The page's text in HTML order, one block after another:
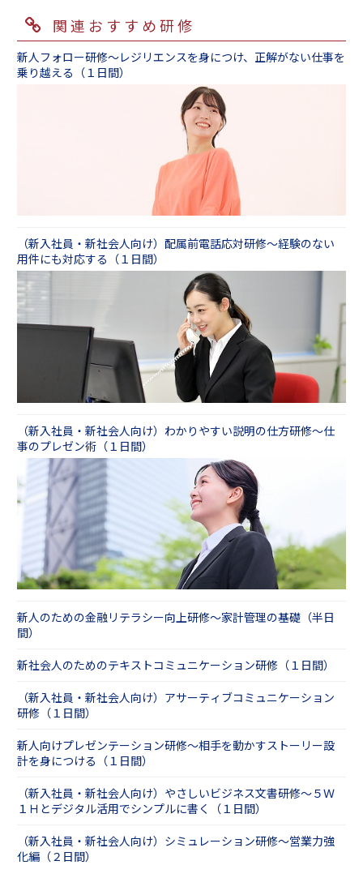
２．作りこまれたテキスト教材
フルカラー、充実した内容のテキストは、研修
後も「参考書」として手元に置いておけると好
評です。コンプライアンスや SNS の使い方、メ
ンタルタフネスなど、時代に合わせて毎年内容
をブラッシュアップし続けています。
・テキスト販売もございます
新人研修テキスト・資料～ビジネス基礎テキス
４月の導入研修はもちろん、研修前後のアセス
メントや添削サービス、夏以降のフォロー研
修、２年目以降の研修、指導者向けのOJT研修
やメンター研修など、多彩なプログラムをご用
意しています。年間を通じて、お客さまのご事
情・ご要望に合わせて自由に組み立てられる点
がご好評いただいております。
４．実施の時期・内容・開催場所を自由に選
べ、組み立てられる
１名から受講できる「公開講座」と、ご指定の
会場に講師が伺う「講師派遣型研修」のご用意
があります。「導入時の研修は講師派遣、配属
後のフォロー研修は配属先近くで開催されてい
る公開講座」など、組み合わせてのご受講もお
すすめです。
また、時間や場所のご都合で研修受講が難しい
受講者さま向けには、動画教材もご用意してお
ります。
ルとビジネスマインドの醸成編（４日間）
ル・所作を学ぶ（２日間）
【動画教材】新入社員向け！動画教材セレクシ
ョン～新人８大スキルを高めるeラーニング
グラムです。
その他にも、新入社員の方の状況に合わせたご
提案をさせていただきます。
■入社前・入社したての方
上記のビジネス基礎研修だけでも十分に社会人
として仕事をするうえでの基盤をつくることが
出来ますが、＋αとして、以下の５つのスキルを
身につけるための研修をおすすめしておりま
①文書スキル
新人のためのビジネス文書研修（１日間）
②対人スキル
新人・若手向けコミュニケーション研修 ～デ
キる「ホウ・レン・ソウ（報連相）」編（１日
③伝えるスキル
新人のためのプレゼンテーション研修
④考えるスキル
新人向けロジカルシンキング研修 自分で考え
行動する編（１日間）
⑤パソコンスキル
（新入社員・新社会人向け）Ｍｉｃｒｏｓｏｆ
ｔ Ｏｆｆｉｃｅ研修～ＥｘｃｅｌとＰｏｗｅｒ
Ｐｏｉｎｔ
日本最大規模の新入社員研修を行う当社では、
近年の新人の傾向や人事ご担当者さまのお悩み
をもとに「新人に求められる８大スキル」を定
修をご用意しております。
■入社して数カ月経過した方
みを抱えているものです。悩みを解消し、より
成長するために、フォロー研修をおすすめしま
す。
新入社員フォロー研修
■最近人気の研修
最近は多くの組織で「失敗を恐れる」傾向の新
ウをいかに行うか」などのケース作成を承って
おります。
まずは担当の営業までご相談ください。
※ビジネス基礎研修、ビジネス文書研修につきま
しては、製本テキストを用いての実施を想定し
ているため、ケース作成等を含むカスタマイズ
は原則受け付けておりません。恐れ入りますが
カスタマイズのご要望がございましたら、まず
は営業担当までご相談ください。
必要最低限のものだけ実施し、講義を中心に要
点を絞って短い時間でお伝えします。
新入社員研修 ～ビジネス基礎「速習編」（１
逆に３日間のプログラムでは、基本的なプログ
ラム構成は２日間編と同じですが、ロールプレ
イやケーススタディに十分な時間を割きます。
「頭ではなんとなくわかっている」という状態
から「自信をもってきちんとした対応ができる
ようになる」ことを目指します。受講者からの
素朴な疑問にも、講師がしっかりとフィードバ
ックすることができ、小さな不安でも事前に取
り除くことが可能です。
新入社員研修 ～ビジネス基礎「実践ワークで
完璧マスター編」（３日間）
お客さまのご都合・ご事情にあわせてお選びく
ださい。
後３～６か月後にフォローアップの研修を実施
される企業様が多いです。
新入社員フォロー研修
研修と自宅学習教材、フォローアップ研修がセ
ットになったオンライン通信教育サービスもご
新人・若手のための文書力強化コース
新人・若手のための敬語特訓コース
新人・若手のためのロジカルシンキングコース
新人・若手のための企画力アップコース
また、受講した研修の内容を呼び覚ます「呼び
覚まシステム」というサービスもございます。
月に１回３カ月間、ＷＥＢ上のアンケートを弊
社から受講者さまに直接お送りし、研修内容が
身についているか、実践できているかを確認さ
せていただくプラスアルファのサービスでござ
います。
研修効果を高める「呼び覚まシステム」
その他、ビジネスマナーの通信添削もございま
す。内定者の段階で事前に行うこともございま
すが、フォローアップにもご好評いただいてお
ります。
内定者・新入社員向け通信添削サービス
関連おすすめ研修
新人フォロー研修～レジリエンスを身につけ、正解がない仕事を
乗り越える（１日間）
（新入社員・新社会人向け）配属前電話応対研修～経験のない
用件にも対応する（１日間）
（新入社員・新社会人向け）わかりやすい説明の仕方研修～仕
事のプレゼン術（１日間）
新人のための金融リテラシー向上研修～家計管理の基礎（半日
間）
新社会人のためのテキストコミュニケーション研修（１日間）
（新入社員・新社会人向け）アサーティブコミュニケーション
研修（１日間）
新人向けプレゼンテーション研修～相手を動かすストーリー設
計を身につける（１日間）
（新入社員・新社会人向け）やさしいビジネス文書研修～５Ｗ
１Ｈとデジタル活用でシンプルに書く（１日間）
（新入社員・新社会人向け）シミュレーション研修～営業力強
化編（２日間）